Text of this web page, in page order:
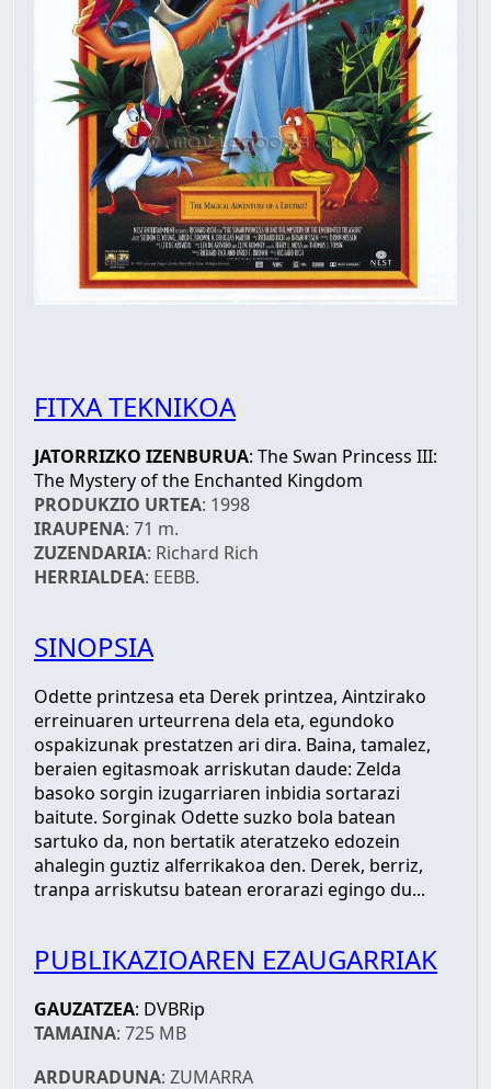
FITXA TEKNIKOA
JATORRIZKO IZENBURUA: The Swan Princess III:
The Mystery of the Enchanted Kingdom
PRODUKZIO URTEA: 1998
IRAUPENA: 71 m.
ZUZENDARIA: Richard Rich
HERRIALDEA: EEBB.
SINOPSIA
Odette printzesa eta Derek printzea, Aintzirako
erreinuaren urteurrena dela eta, egundoko
ospakizunak prestatzen ari dira. Baina, tamalez,
beraien egitasmoak arriskutan daude: Zelda
basoko sorgin izugarriaren inbidia sortarazi
baitute. Sorginak Odette suzko bola batean
sartuko da, non bertatik ateratzeko edozein
ahalegin guztiz alferrikakoa den. Derek, berriz,
tranpa arriskutsu batean erorarazi egingo du...
PUBLIKAZIOAREN EZAUGARRIAK
GAUZATZEA: DVBRip
TAMAINA: 725 MB
ARDURADUNA: ZUMARRA